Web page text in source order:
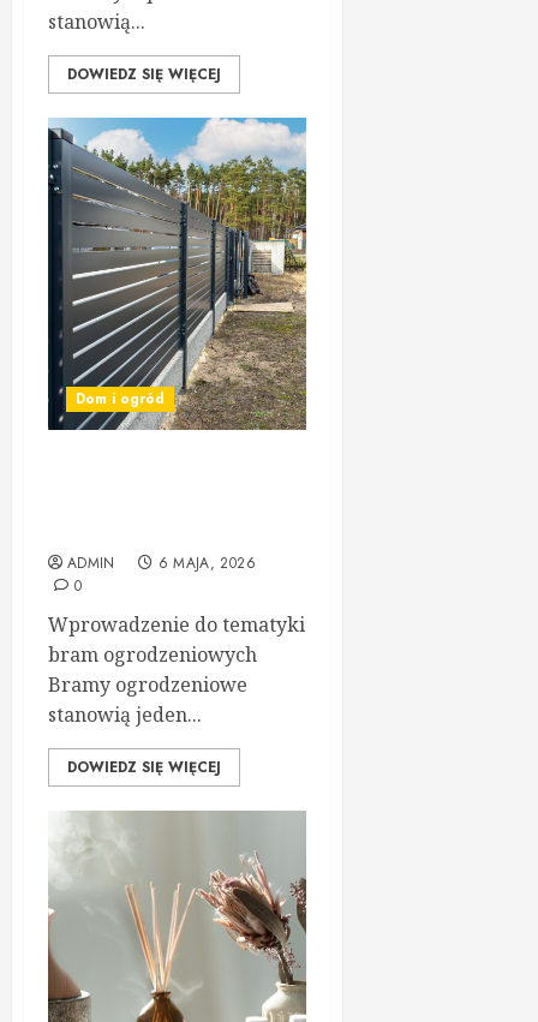
stanowią...
DOWIEDZ SIĘ WIĘCEJ
Dom i ogród
ADMIN
6 MAJA, 2026
0
Wprowadzenie do tematyki
bram ogrodzeniowych
Bramy ogrodzeniowe
stanowią jeden...
DOWIEDZ SIĘ WIĘCEJ